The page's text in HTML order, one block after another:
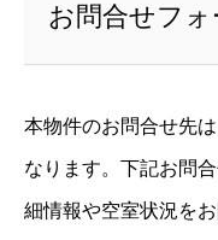
お問合せフォ
本物件のお問合せ先
なります。下記お問
細情報や空室状況をお